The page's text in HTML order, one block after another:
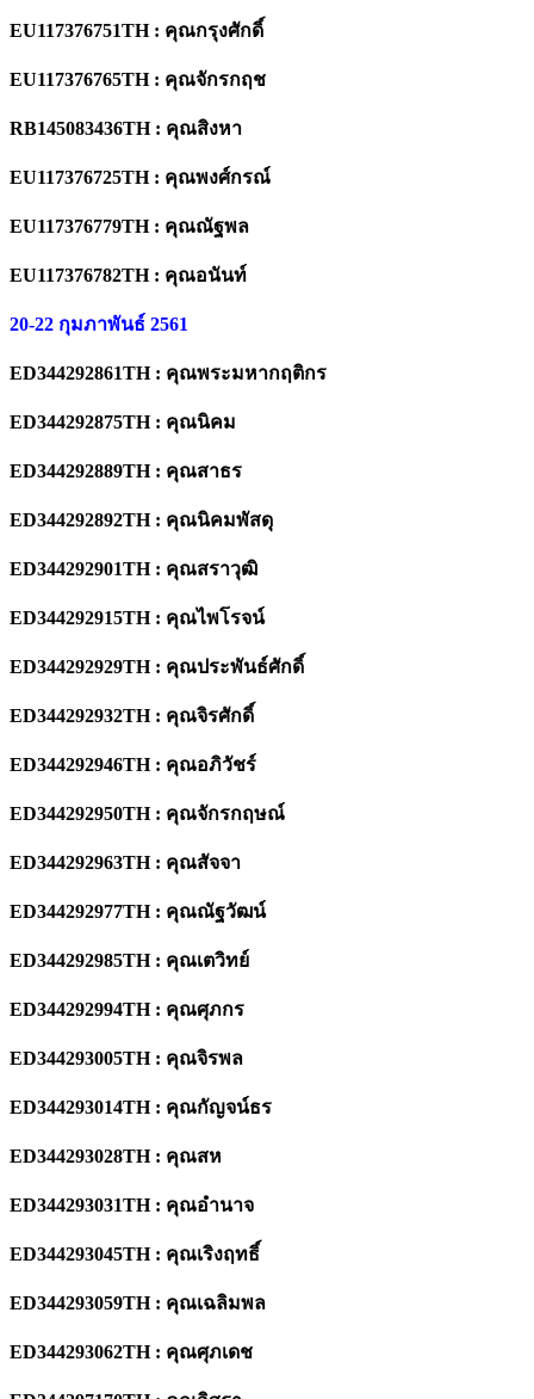
EU117376751TH : คุณกรุงศักดิ์
EU117376765TH : คุณจักรกฤช
RB145083436TH : คุณสิงหา
EU117376725TH : คุณพงศ์กรณ์
EU117376779TH : คุณณัฐพล
EU117376782TH : คุณอนันท์
20-22 กุมภาพันธ์ 2561
ED344292861TH : คุณพระมหากฤติกร
ED344292875TH : คุณนิคม
ED344292889TH : คุณสาธร
ED344292892TH : คุณนิคมพัสดุ
ED344292901TH : คุณสราวุฒิ
ED344292915TH : คุณไพโรจน์
ED344292929TH : คุณประพันธ์ศักดิ์
ED344292932TH : คุณจิรศักดิ์
ED344292946TH : คุณอภิวัชร์
ED344292950TH : คุณจักรกฤษณ์
ED344292963TH : คุณสัจจา
ED344292977TH : คุณณัฐวัฒน์
ED344292985TH : คุณเตวิทย์
ED344292994TH : คุณศุภกร
ED344293005TH : คุณจิรพล
ED344293014TH : คุณกัญจน์ธร
ED344293028TH : คุณสห
ED344293031TH : คุณอำนาจ
ED344293045TH : คุณเริงฤทธิ์
ED344293059TH : คุณเฉลิมพล
ED344293062TH : คุณศุภเดช